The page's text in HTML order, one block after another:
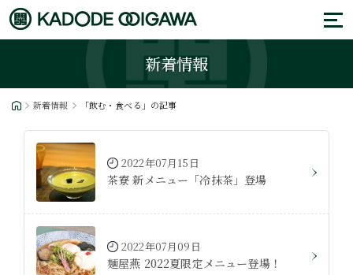
新着情報
新着情報 「飲む・食べる」の記事
2022年07月15日
茶寮 新メニュー「冷抹茶」登場
2022年07月09日
麺屋燕 2022夏限定メニュー登場！